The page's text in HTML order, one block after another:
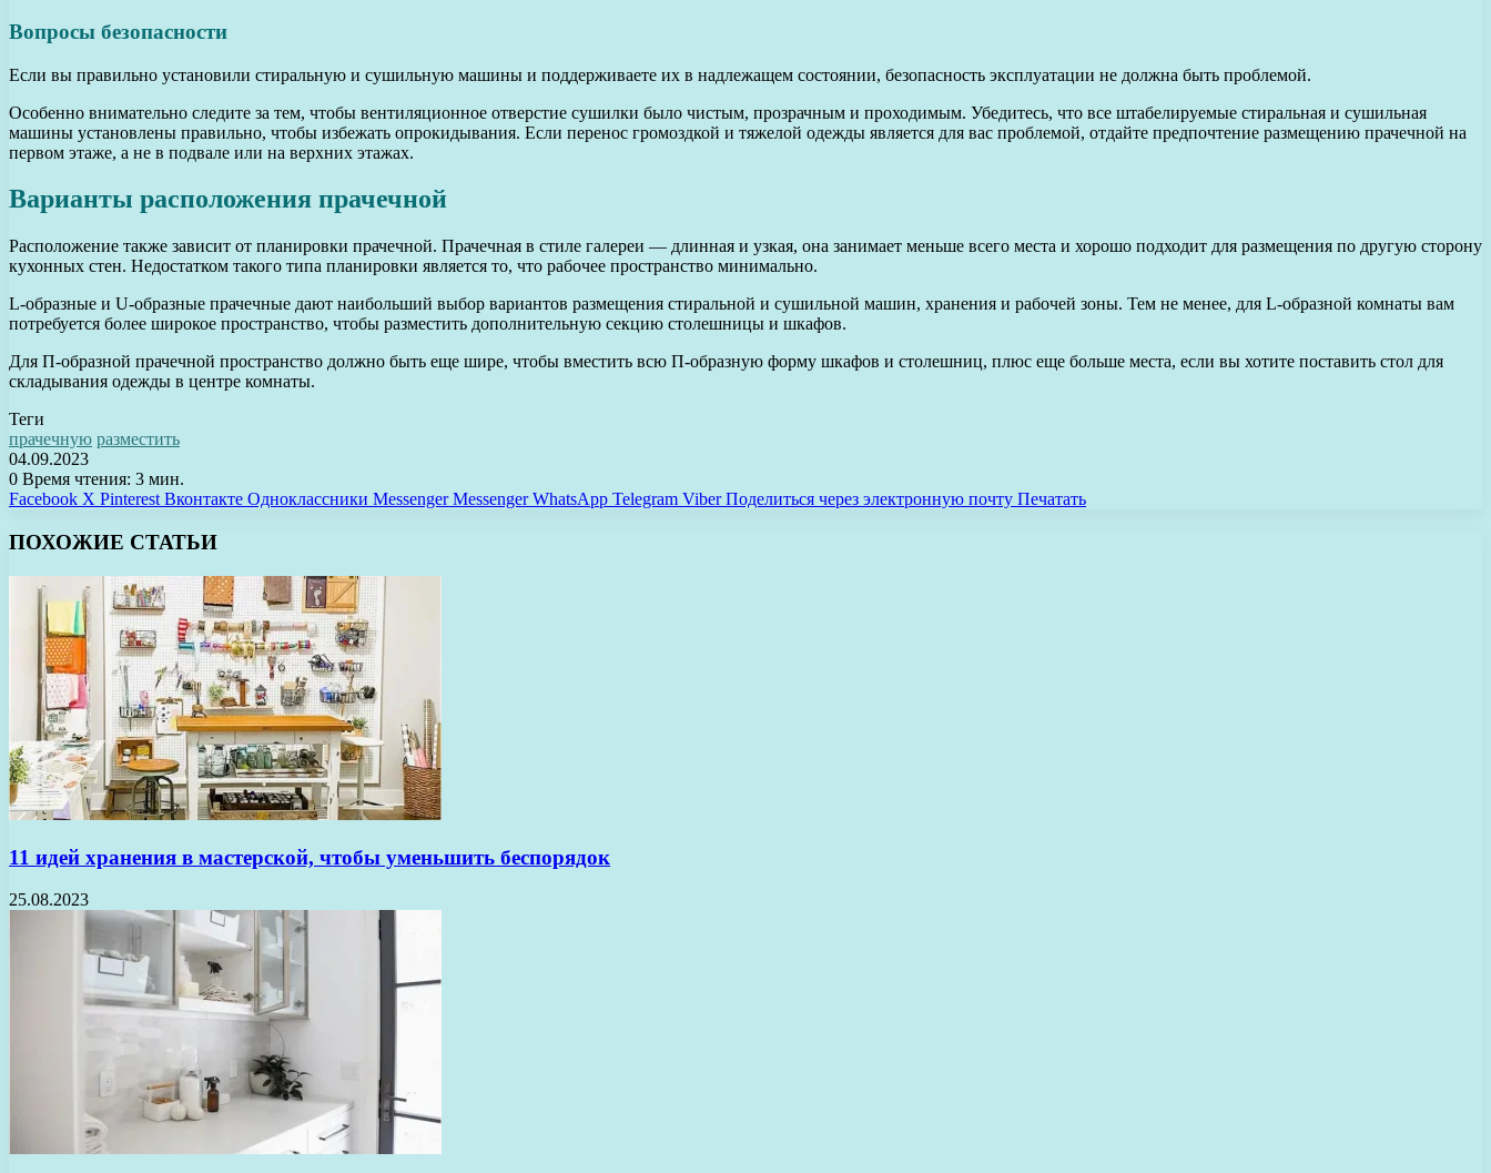
Вопросы безопасности
Если вы правильно установили стиральную и сушильную машины и поддерживаете их в надлежащем состоянии, безопасность эксплуатации не должна быть проблемой.
Особенно внимательно следите за тем, чтобы вентиляционное отверстие сушилки было чистым, прозрачным и проходимым. Убедитесь, что все штабелируемые стиральная и сушильная
машины установлены правильно, чтобы избежать опрокидывания. Если перенос громоздкой и тяжелой одежды является для вас проблемой, отдайте предпочтение размещению прачечной на
первом этаже, а не в подвале или на верхних этажах.
Варианты расположения прачечной
Расположение также зависит от планировки прачечной. Прачечная в стиле галереи — длинная и узкая, она занимает меньше всего места и хорошо подходит для размещения по другую сторону
кухонных стен. Недостатком такого типа планировки является то, что рабочее пространство минимально.
L-образные и U-образные прачечные дают наибольший выбор вариантов размещения стиральной и сушильной машин, хранения и рабочей зоны. Тем не менее, для L-образной комнаты вам
потребуется более широкое пространство, чтобы разместить дополнительную секцию столешницы и шкафов.
Для П-образной прачечной пространство должно быть еще шире, чтобы вместить всю П-образную форму шкафов и столешниц, плюс еще больше места, если вы хотите поставить стол для
складывания одежды в центре комнаты.
Теги
прачечную разместить
04.09.2023
0 Время чтения: 3 мин.
Facebook X Pinterest Вконтакте Одноклассники Messenger Messenger WhatsApp Telegram Viber Поделиться через электронную почту Печатать
ПОХОЖИЕ СТАТЬИ
11 идей хранения в мастерской, чтобы уменьшить беспорядок
25.08.2023